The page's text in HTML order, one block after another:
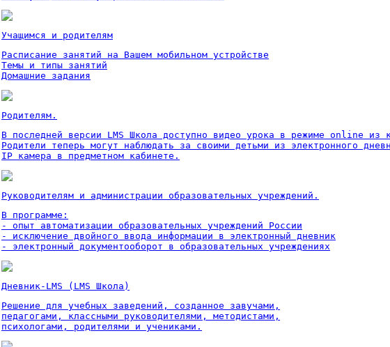
Учащимся и родителям
Расписание занятий на Вашем мобильном устройстве
Темы и типы занятий
Домашние задания
Родителям.
В последней версии LMS Школа доступно видео урока в режиме online из
Родители теперь могут наблюдать за своими детьми из электронного
IP камера в предметном кабинете.
Руководителям и администрации образовательных учреждений.
В программе:
- опыт автоматизации образовательных учреждений России
- исключение двойного ввода информации в электронный дневник
- электронный документооборот в образовательных учреждениях
Дневник-LMS (LMS Школа)
Решение для учебных заведений, созданное завучами,
педагогами, классными руководителями, методистами,
психологами, родителями и учениками.